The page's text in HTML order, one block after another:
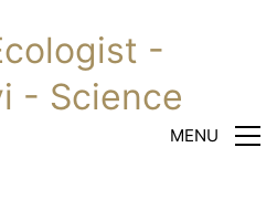
-
- Science
MENU